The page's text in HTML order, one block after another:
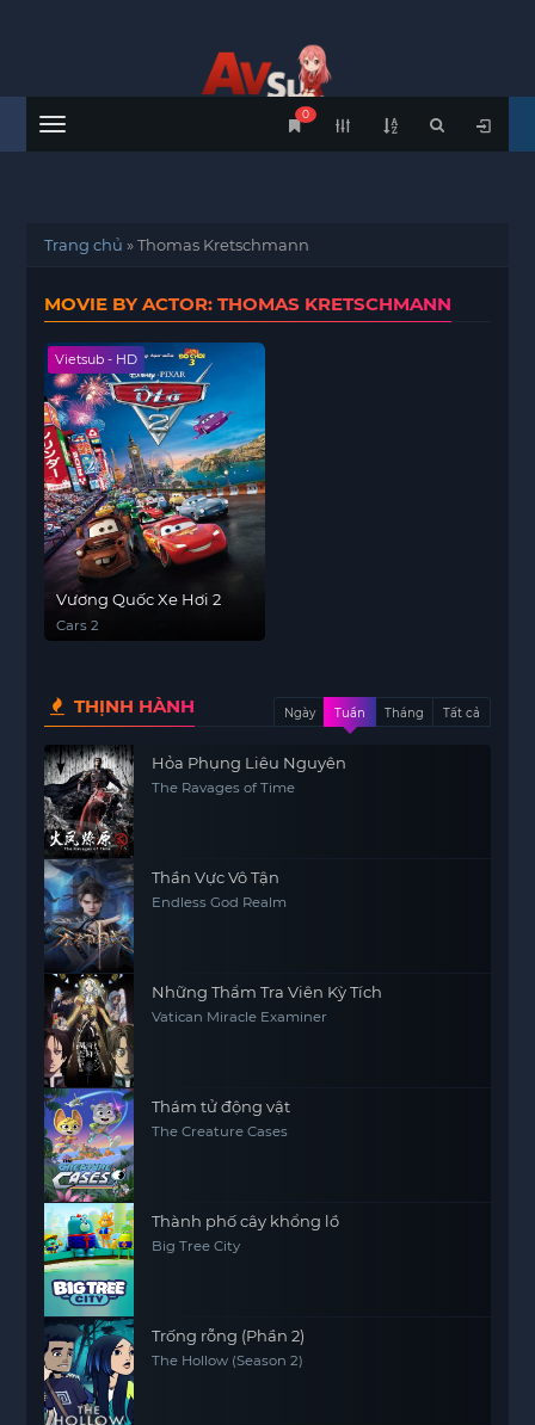
Menu
0
Trang chủ »Thomas Kretschmann
MOVIE BY ACTOR: THOMAS KRETSCHMANN
Vietsub - HD
Vương Quốc Xe Hơi 2
Cars 2
THỊNH HÀNH Ngày Tuần Tháng Tất cả
Hỏa Phụng Liêu Nguyên
The Ravages of Time
Thần Vực Vô Tận
Endless God Realm
Những Thẩm Tra Viên Kỳ Tích
Vatican Miracle Examiner
Thám tử động vật
The Creature Cases
Thành phố cây khổng lồ
Big Tree City
Trống rỗng (Phần 2)
The Hollow (Season 2)